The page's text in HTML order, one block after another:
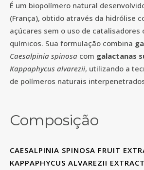
É um biopolímero natural
(França), obtido através da hidrólise
açúcares sem o uso de catalisadores
químicos. Sua formulação combina
Caesalpinia spinosa com galactanas
Kappaphycus alvarezii, utilizando a
de polímeros naturais
Composição
CAESALPINIA SPINOSA FRUIT
KAPPAPHYCUS ALVAREZII EXTRACT